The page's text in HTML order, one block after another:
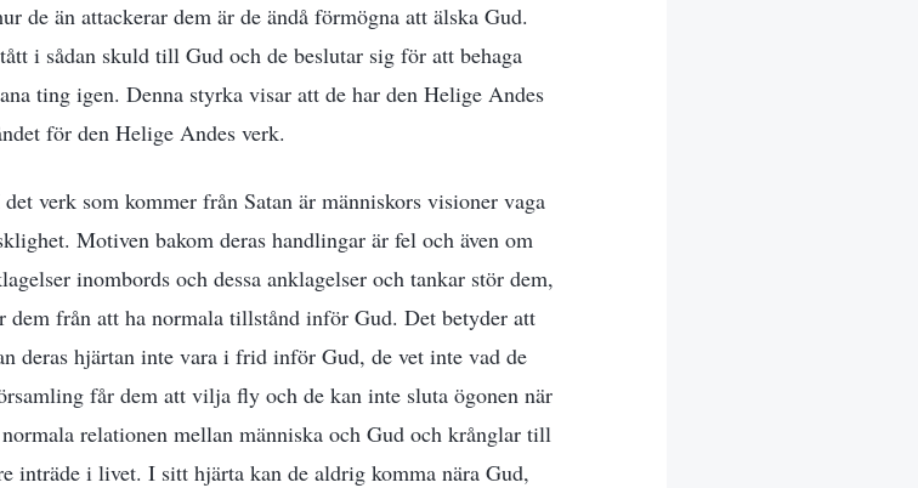
de än attackerar dem är de ändå förmögna att älska Gud.
i sådan skuld till Gud och de beslutar sig för att behaga
ting igen. Denna styrka visar att de har den Helige Andes
för den Helige Andes verk.
verk som kommer från Satan är människors visioner vaga
Motiven bakom deras handlingar är fel och även om
inombords och dessa anklagelser och tankar stör dem,
från att ha normala tillstånd inför Gud. Det betyder att
deras hjärtan inte vara i frid inför Gud, de vet inte vad de
får dem att vilja fly och de kan inte sluta ögonen när
relationen mellan människa och Gud och krånglar till
inträde i livet. I sitt hjärta kan de aldrig komma nära Gud,